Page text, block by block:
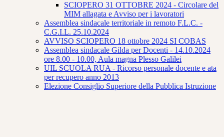
SCIOPERO 31 OTTOBRE 2024 - Circolare del
MIM allagata e Avviso per i lavoratori
Assemblea sindacale territoriale in remoto F.L.C. -
C.G.I.L. 25.10.2024
AVVISO SCIOPERO 18 ottobre 2024 SI COBAS
Assemblea sindacale Gilda per Docenti - 14.10.2024
ore 8.00 - 10.00, Aula magna Plesso Galilei
UIL SCUOLA RUA - Ricorso personale docente e ata
per recupero anno 2013
Elezione Consiglio Superiore della Pubblica Istruzione